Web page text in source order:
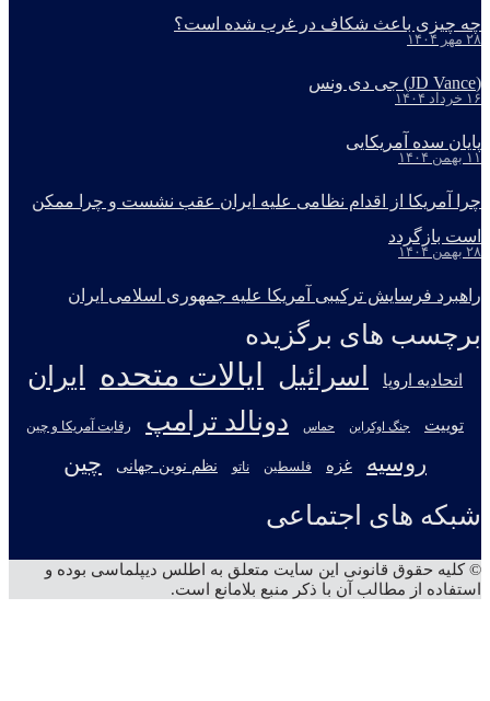
چه چیزی باعث شکاف در غرب شده است؟
۲۸ مهر ۱۴۰۴
(JD Vance) جی دی ونس
۱۶ خرداد ۱۴۰۴
پایان سده آمریکایی
۱۱ بهمن ۱۴۰۴
چرا آمریکا از اقدام نظامی علیه ایران عقب نشست و چرا ممکن
است بازگردد
۲۸ بهمن ۱۴۰۴
راهبرد فرسایش ترکیبی آمریکا علیه جمهوری اسلامی ایران
برچسب های برگزیده
اتحادیه اروپا اسرائیل ایالات متحده ایران
توییت جنگ اوکراین حماس دونالد ترامپ رقابت آمریکا و چین
روسیه غزه فلسطین ناتو نظم نوین جهانی چین
شبکه های اجتماعی
© کلیه حقوق قانونی این سایت متعلق به اطلس دیپلماسی بوده و
استفاده از مطالب آن با ذکر منبع بلامانع است.